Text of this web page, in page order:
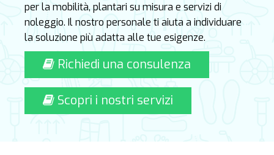
per la mobilità, plantari su misura e servizi di
noleggio. Il nostro personale ti aiuta a individuare
la soluzione più adatta alle tue esigenze.
Richiedi una consulenza
Scopri i nostri servizi